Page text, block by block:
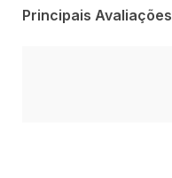
Principais Avaliações